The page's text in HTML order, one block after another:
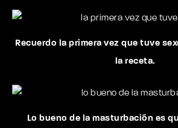
Recuerdo la primera vez que tuve
la receta.
Lo bueno de la masturbación es